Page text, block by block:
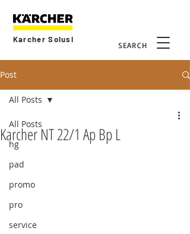
SEARCH
Karcher Solusi
Post
All Posts
hg
pad
promo
pro
service
All Posts
Karcher NT 22/1 Ap Bp L